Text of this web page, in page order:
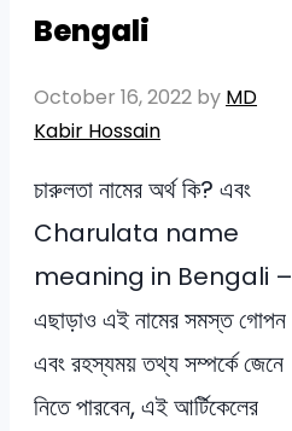
Bengali
October 16, 2022 by MD
Kabir Hossain
চারুলতা নামের অর্থ কি? এবং
Charulata name
meaning in Bengali –
এছাড়াও এই নামের সমস্ত গোপন
এবং রহস্যময় তথ্য সম্পর্কে জেনে
নিতে পারবেন, এই আর্টিকেলের